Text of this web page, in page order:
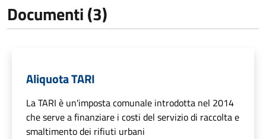
Documenti (3)
Aliquota TARI
La TARI è un'imposta comunale introdotta nel 2014
che serve a finanziare i costi del servizio di raccolta e
smaltimento dei rifiuti urbani